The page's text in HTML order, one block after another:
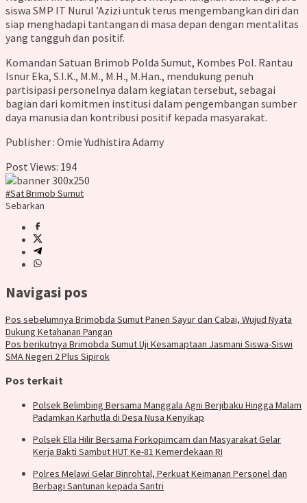
siswa SMP IT Nurul ’Azizi untuk terus mengembangkan diri dan
siap menghadapi tantangan di masa depan dengan mentalitas
yang tangguh dan positif.
Komandan Satuan Brimob Polda Sumut, Kombes Pol. Rantau
Isnur Eka, S.I.K., M.M., M.H., M.Han., mendukung penuh
partisipasi personelnya dalam kegiatan tersebut, sebagai
bagian dari komitmen institusi dalam pengembangan sumber
daya manusia dan kontribusi positif kepada masyarakat.
Publisher : Omie Yudhistira Adamy
Post Views: 194
#Sat Brimob Sumut
Sebarkan
Navigasi pos
Pos sebelumnya Brimobda Sumut Panen Sayur dan Cabai, Wujud Nyata
Dukung Ketahanan Pangan
Pos berikutnya Brimobda Sumut Uji Kesamaptaan Jasmani Siswa-Siswi
SMA Negeri 2 Plus Sipirok
Pos terkait
Polsek Belimbing Bersama Manggala Agni Berjibaku Hingga Malam
Padamkan Karhutla di Desa Nusa Kenyikap
Polsek Ella Hilir Bersama Forkopimcam dan Masyarakat Gelar
Kerja Bakti Sambut HUT Ke-81 Kemerdekaan RI
Polres Melawi Gelar Binrohtal, Perkuat Keimanan Personel dan
Berbagi Santunan kepada Santri